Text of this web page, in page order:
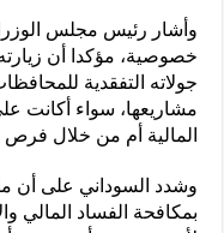
وأشار رئيس مجلس
خصوصية، مؤكدا أن
جولاته التفقدية
مشاريعها، سواء أكانت
المالية أم من خلال فرص
وشدد السوداني على أن
بمكافحة الفساد المالي